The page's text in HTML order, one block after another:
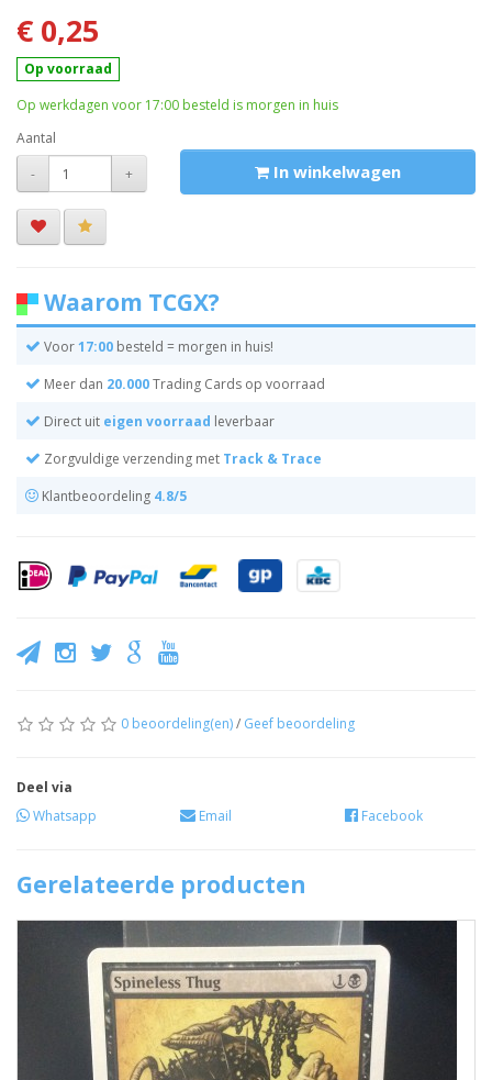
€ 0,25
Op voorraad
Op werkdagen voor 17:00 besteld is morgen in huis
Aantal
-
+ In winkelwagen
Waarom TCGX?
Voor17:00 besteld = morgen in huis!
Meer dan 20.000Trading Cards op voorraad
Direct uit eigen voorraad leverbaar
Zorgvuldige verzending met Track & Trace
Klantbeoordeling 4.8/5
0 beoordeling(en)/ Geef beoordeling
Deel via
Whatsapp
Email Facebook
Gerelateerde producten